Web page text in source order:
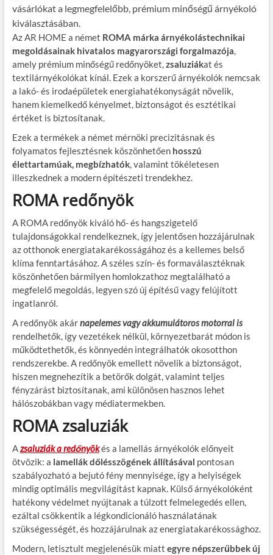
vásárlókat a legmegfelelőbb, prémium minőségű árnyékoló
kiválasztásában.
Az AR HOME a német ROMA márka árnyékolástechnikai
megoldásainak hivatalos magyarországi forgalmazója,
amely prémium minőségű redőnyöket,zsaluziákat és
textilárnyékolókat kínál. Ezek a korszerű árnyékolók nemcsak
a lakó- és irodaépületek energiahatékonyságát növelik,
hanem kiemelkedő kényelmet, biztonságot és esztétikai
értéket is biztosítanak.
Ezek a termékek a német mérnöki precizitásnak és
folyamatos fejlesztésnek köszönhetően hosszú
élettartamúak, megbízhatók, valamint tökéletesen
illeszkednek a modern építészeti trendekhez.
ROMA redőnyök
A ROMA redőnyök kiváló hő- és hangszigetelő
tulajdonságokkal rendelkeznek, így jelentősen hozzájárulnak
az otthonok energiatakarékosságához és a kellemes belső
klíma fenntartásához. A széles szín- és formaválasztéknak
köszönhetően bármilyen homlokzathoz megtalálható a
megfelelő megoldás, legyen szó új építésű vagy felújított
ingatlanról.
A redőnyök akárnapelemes vagy akkumulátoros motorral is
rendelhetők, így vezetékek nélkül, környezetbarát módon is
működtethetők, és könnyedén integrálhatók okosotthon
rendszerekbe. A redőnyök emellett növelik a biztonságot,
hiszen megnehezítik a betörők dolgát, valamint teljes
fényzárást biztosítanak, ami különösen hasznos lehet
hálószobákban vagy médiatermekben.
ROMA zsaluziák
Azsaluziák a redőnyökés a lamellás árnyékolók előnyeit
ötvözik: a lamellák dőlésszögének állításával pontosan
szabályozható a bejutó fény mennyisége, így a helyiségek
mindig optimális megvilágítást kapnak. Külső árnyékolóként
hatékony védelmet nyújtanak a túlzott felmelegedés ellen,
ezáltal csökkentik a légkondicionáló használatának
szükségességét, és hozzájárulnak az energiatakarékossághoz.
Modern, letisztult megjelenésük miatt egyre népszerűbbek új